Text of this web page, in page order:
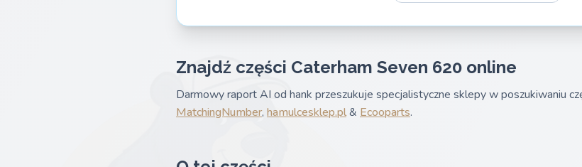
Znajdź części Caterham Seven 620 online
Darmowy raport AI od hank przeszukuje specjalistyczne sklepy w poszukiwaniu
MatchingNumber, hamulcesklep.pl& Ecooparts.